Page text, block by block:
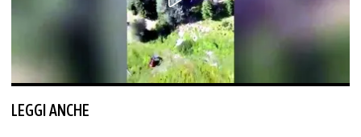
LEGGI ANCHE